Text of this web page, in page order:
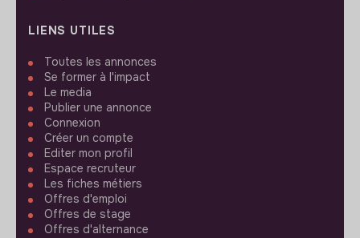
LIENS UTILES
Toutes les annonces
Se former à l'impact
Le media
Publier une annonce
Connexion
Créer un compte
Editer mon profil
Espace recruteur
Les fiches métiers
Offres d'emploi
Offres de stage
Offres d'alternance